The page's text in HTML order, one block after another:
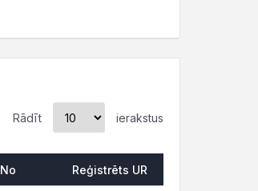
Rādīt ierakstus
No Reģistrēts UR